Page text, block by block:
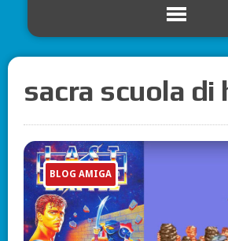
sacra scuola di
BLOG AMIGA